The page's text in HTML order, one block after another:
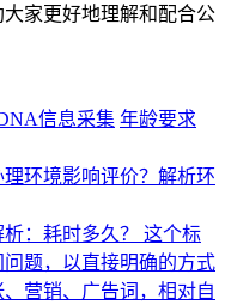
家更好地理解和配合公
信息采集 年龄要求
环境影响评价？解析环
析：耗时多久？ 这个标
题，以直接明确的方式
营销、广告词，相对自